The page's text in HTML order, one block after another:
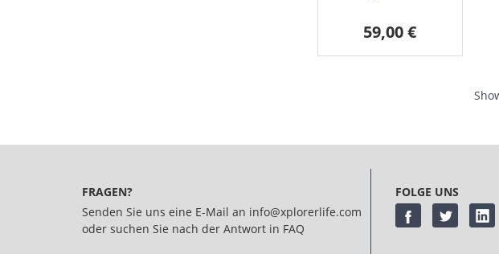
(20x25ml)
Unflavoured
59,00 €
FRAGEN?
Senden Sie uns eine E-Mail an info@xplorerlife.com
oder suchen Sie nach der Antwort in FAQ
FOLGE UNS